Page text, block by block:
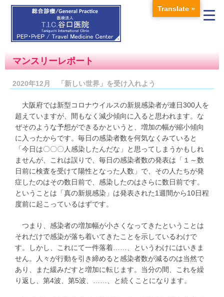
マンスリーレポート
2020年12月 「新しい世界」を受け入れよう
大阪府では新型コロナウイルスの新規感染者が連日300人を
超えていますが、間もなく減少傾向に入ると思われます。な
ぜそのような予想ができるかというと、増加の幅が縮小傾向
に入ったからです。毎日の感染者数を何気なくみていると
「今日は〇〇〇人感染したんだな」と思ってしまうかもしれ
ませんが、これは誤りで、毎日の感染者数の発表は「１～数
日前に検査を受けて陽性となった人数」で、その人たちが発
症したのはその数日前で、感染したのはさらに数日前です。
ということは「真の新規感染」は発表された1週間から10日程
度前に起こっているはずです。
つまり、感染者の増加幅が小さくなってきたということは
それだけで感染が落ち着いてきたことを示しているわけで
す。しかし、これにて一件落着……、というわけにはいきま
せん。人々が行動を引き締めると感染者数が減るのは当然で
あり、また緩みだすと増加に転じます。当分の間、これを繰
り返し、第4波、第5波、……、と続くことになります。
Translate »